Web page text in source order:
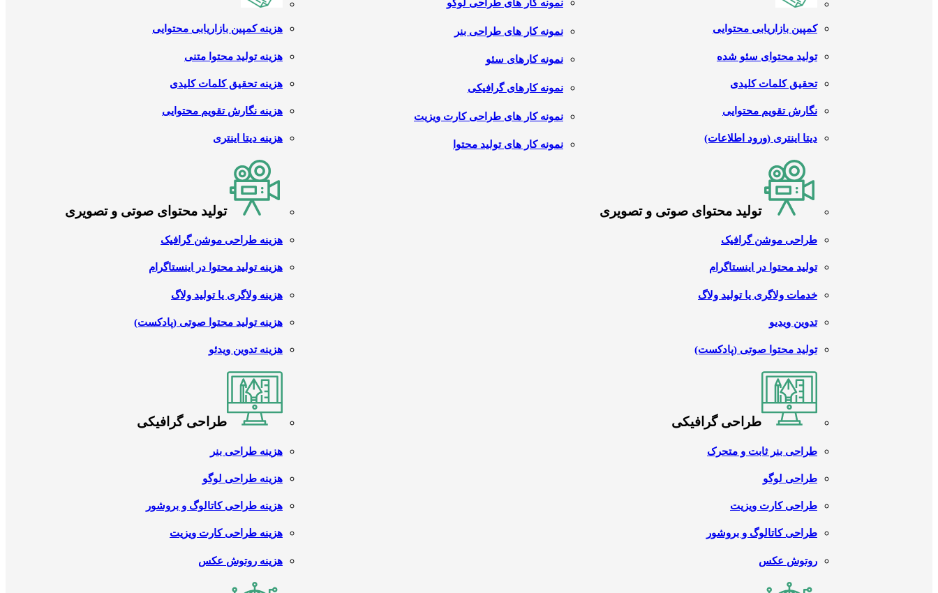
کمپین بازاریابی محتوایی
تولید محتوای سئو شده
تحقیق کلمات کلیدی
نگارش تقویم محتوایی
دیتا اینتری (ورود اطلاعات)
تولید محتوای صوتی و تصویری
طراحی موشن گرافیک
تولید محتوا در اینستاگرام
خدمات ولاگری یا تولید ولاگ
تدوین ویدیو
تولید محتوا صوتی (پادکست)
طراحی گرافیکی
طراحی بنر ثابت و متحرک
طراحی لوگو
طراحی کارت ویزیت
طراحی کاتالوگ و بروشور
روتوش عکس
نمونه کار های طراحی لوگو
نمونه کار های طراحی بنر
نمونه کارهای سئو
نمونه کارهای گرافیکی
نمونه کار های طراحی کارت ویزیت
نمونه کار های تولید محتوا
هزینه کمپین بازاریابی محتوایی
هزینه تولید محتوا متنی
هزینه تحقیق کلمات کلیدی
هزینه نگارش تقویم محتوایی
هزینه دیتا اینتری
تولید محتوای صوتی و تصویری
هزینه طراحی موشن گرافیک
هزینه تولید محتوا در اینستاگرام
هزینه ولاگری یا تولید ولاگ
هزینه تولید محتوا صوتی (پادکست)
هزینه تدوین ویدئو
طراحی گرافیکی
هزینه طراحی بنر
هزینه طراحی لوگو
هزینه طراحی کاتالوگ و بروشور
هزینه طراحی کارت ویزیت
هزینه روتوش عکس